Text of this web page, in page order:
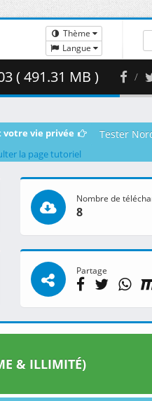
Thème
Langue
( 491.31 MB )
vie privée Tester
la page tutoriel
Nombre de
8
Partage
& ILLIMITÉ)